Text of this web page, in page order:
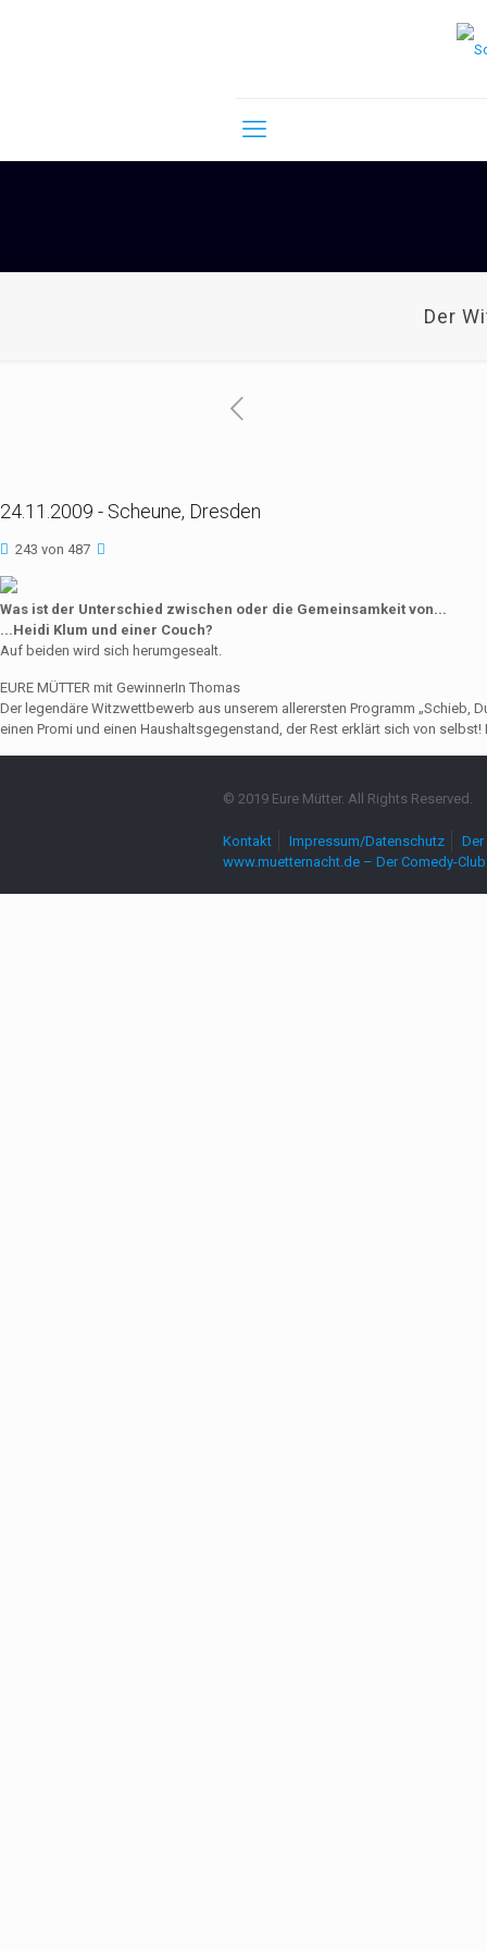
Der
24.11.2009 - Scheune, Dresden
243 von 487
Was ist der Unterschied zwischen oder die Gemeinsamkeit von...
...Heidi Klum und einer Couch?
Auf beiden wird sich herumgesealt.
EURE MÜTTER mit GewinnerIn Thomas
Der legendäre Witzwettbewerb aus unserem allerersten Programm „Schieb,
einen Promi und einen Haushaltsgegenstand, der Rest erklärt sich von
© 2019 Eure Mütter. All Rights Reserved.
Kontakt Impressum/Datenschutz
www.muetternacht.de – Der Comedy-Club